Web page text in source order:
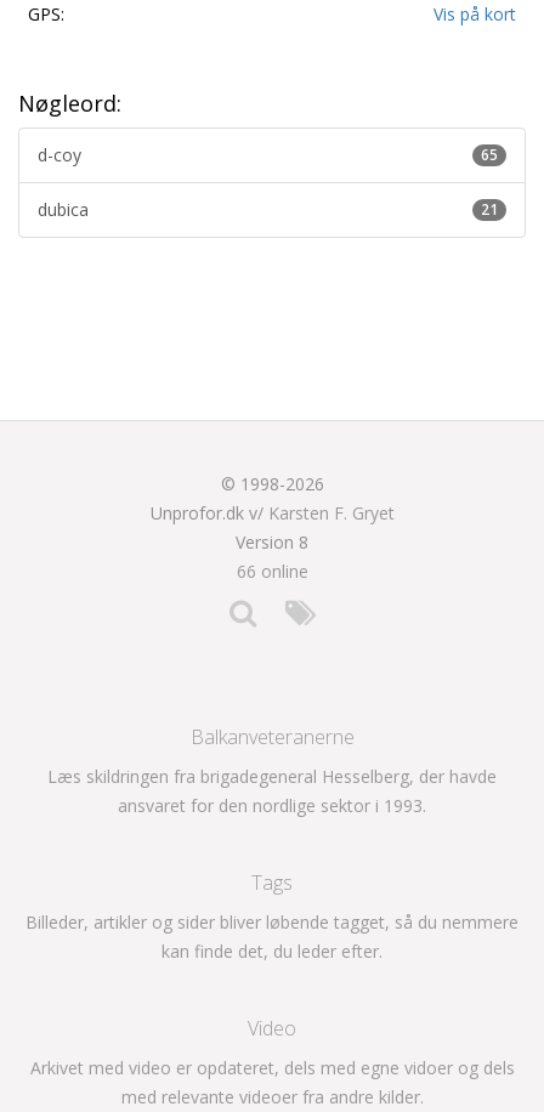
GPS:
Vis på kort
Nøgleord:
65
d-coy
21
dubica
© 1998-2026
Unprofor.dk v/ Karsten F. Gryet
Version 8
66 online
Balkanveteranerne
Læs skildringen fra brigadegeneral Hesselberg, der havde
ansvaret for den nordlige sektor i 1993.
Tags
Billeder, artikler og sider bliver løbende tagget, så du nemmere
kan finde det, du leder efter.
Video
Arkivet med video er opdateret, dels med egne vidoer og dels
med relevante videoer fra andre kilder.